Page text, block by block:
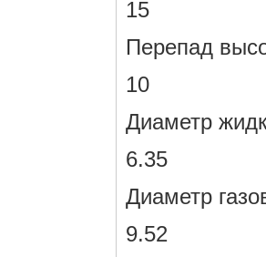
15
Перепад
10
Диаметр
6.35
Диаметр
9.52